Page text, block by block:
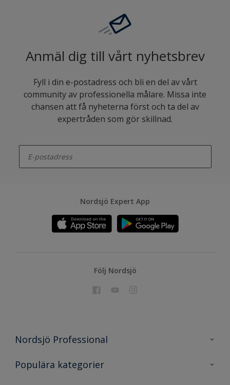
Anmäl dig till vårt nyhetsbrev
Fyll i din e-postadress och bli en del av vårt
community av professionella målare. Missa inte
chansen att få nyheterna först och ta del av
expertråden som gör skillnad.
Nordsjö Expert App
Följ Nordsjö
Nordsjö Professional
Kontakta oss
Populära kategorier